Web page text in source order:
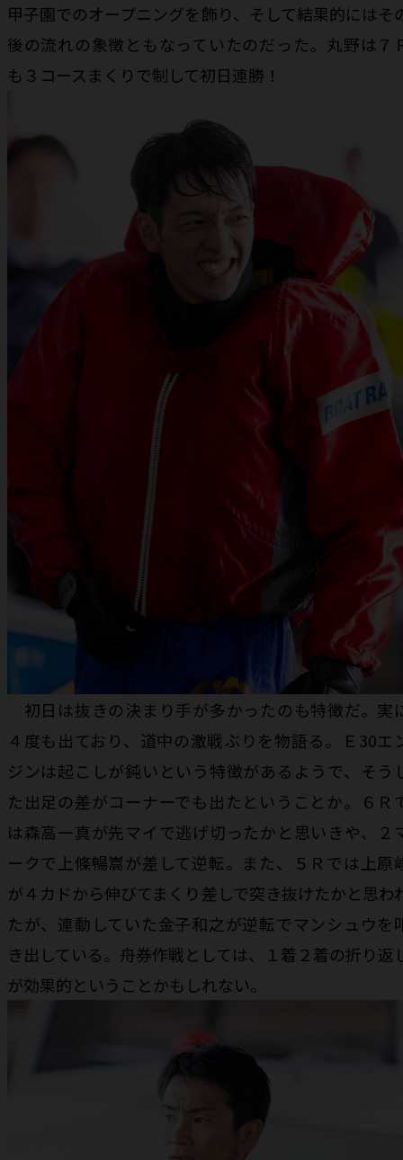
甲子園でのオープニングを飾り、そして結果的にはそ
後の流れの象徴ともなっていたのだった。丸野は７
も３コースまくりで制して初日連勝！
初日は抜きの決まり手が多かったのも特徴だ。実
４度も出ており、道中の激戦ぶりを物語る。Ｅ30エ
ジンは起こしが鈍いという特徴があるようで、そう
た出足の差がコーナーでも出たということか。６Ｒ
は森高一真が先マイで逃げ切ったかと思いきや、２
ークで上條暢嵩が差して逆転。また、５Ｒでは上原
が４カドから伸びてまくり差しで突き抜けたかと思わ
たが、連動していた金子和之が逆転でマンシュウを
き出している。舟券作戦としては、１着２着の折り返
が効果的ということかもしれない。